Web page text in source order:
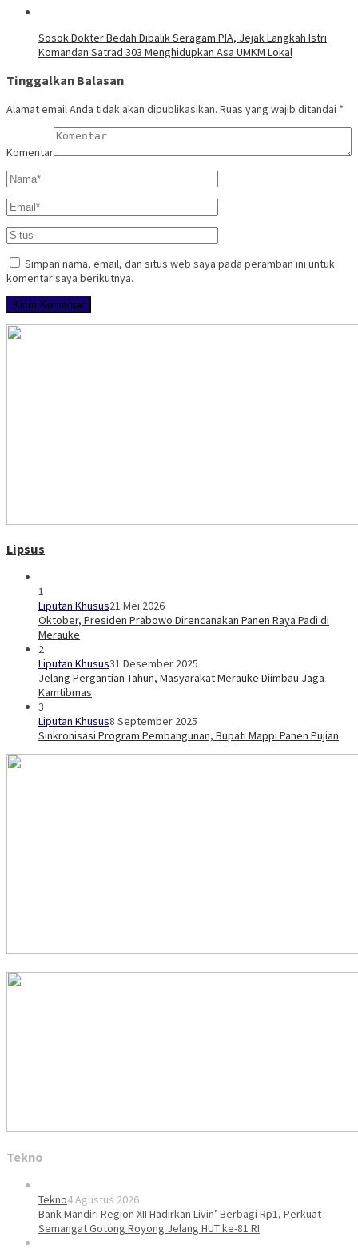
Sosok Dokter Bedah Dibalik Seragam PIA, Jejak Langkah Istri
Komandan Satrad 303 Menghidupkan Asa UMKM Lokal
Tinggalkan Balasan
Alamat email Anda tidak akan dipublikasikan. Ruas yang wajib ditandai *
Komentar
Simpan nama, email, dan situs web saya pada peramban ini untuk
komentar saya berikutnya.
Lipsus
1
Liputan Khusus21 Mei 2026
Oktober, Presiden Prabowo Direncanakan Panen Raya Padi di
Merauke
2
Liputan Khusus31 Desember 2025
Jelang Pergantian Tahun, Masyarakat Merauke Diimbau Jaga
Kamtibmas
3
Liputan Khusus8 September 2025
Sinkronisasi Program Pembangunan, Bupati Mappi Panen Pujian
Tekno
Tekno4 Agustus 2026
Bank Mandiri Region XII Hadirkan Livin’ Berbagi Rp1, Perkuat
Semangat Gotong Royong Jelang HUT ke-81 RI